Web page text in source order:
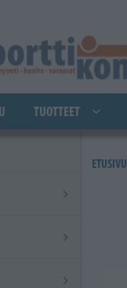
TUOTTEET
ETUSIVU